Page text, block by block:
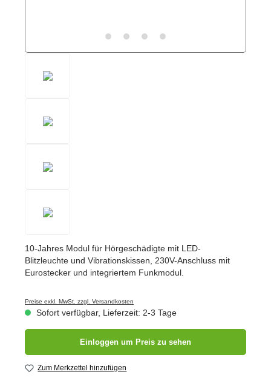
10-Jahres Modul für Hörgeschädigte mit LED-
Blitzleuchte und Vibrationskissen, 230V-Anschluss mit
Eurostecker und integriertem Funkmodul.
Preise exkl. MwSt. zzgl. Versandkosten
Sofort verfügbar, Lieferzeit: 2-3 Tage
Einloggen um Preis zu sehen
Zum Merkzettel hinzufügen